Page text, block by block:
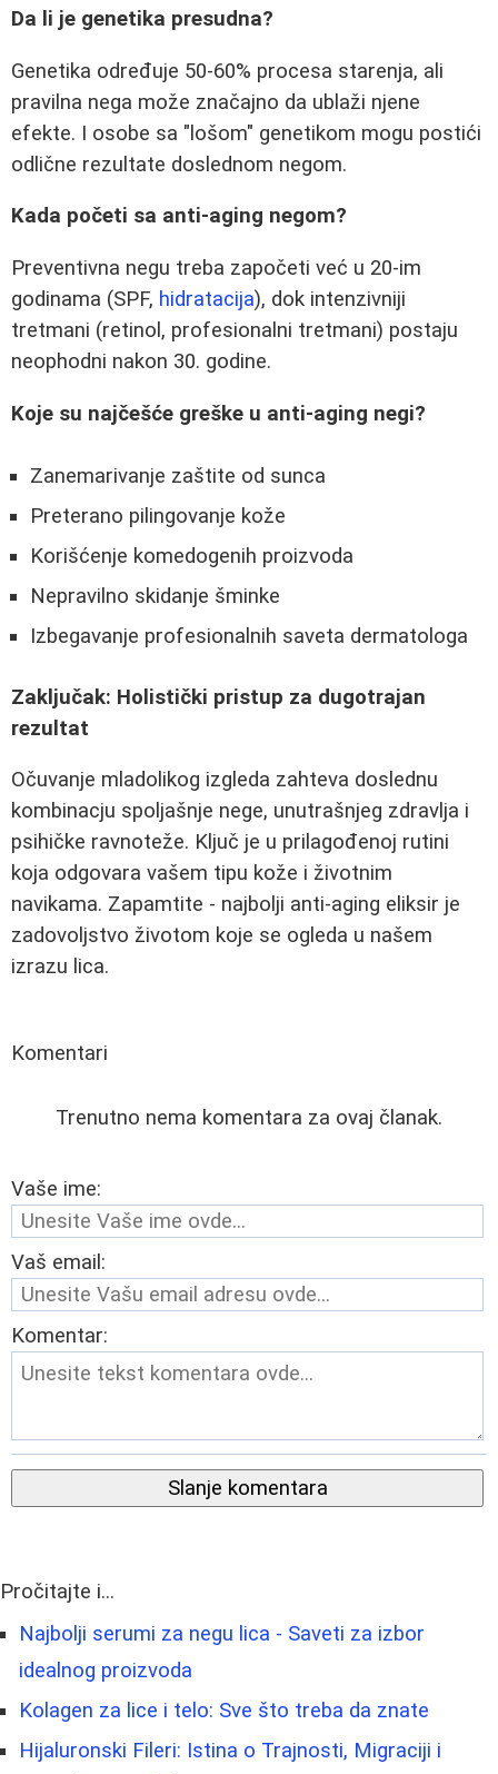
Da li je genetika presudna?
Genetika određuje 50-60% procesa starenja, ali
pravilna nega može značajno da ublaži njene
efekte. I osobe sa "lošom" genetikom mogu postići
odlične rezultate doslednom negom.
Kada početi sa anti-aging negom?
Preventivna negu treba započeti već u 20-im
godinama (SPF, hidratacija), dok intenzivniji
tretmani (retinol, profesionalni tretmani) postaju
neophodni nakon 30. godine.
Koje su najčešće greške u anti-aging negi?
Zanemarivanje zaštite od sunca
Preterano pilingovanje kože
Korišćenje komedogenih proizvoda
Nepravilno skidanje šminke
Izbegavanje profesionalnih saveta dermatologa
Zaključak: Holistički pristup za dugotrajan
rezultat
Očuvanje mladolikog izgleda zahteva doslednu
kombinacju spoljašnje nege, unutrašnjeg zdravlja i
psihičke ravnoteže. Ključ je u prilagođenoj rutini
koja odgovara vašem tipu kože i životnim
navikama. Zapamtite - najbolji anti-aging eliksir je
zadovoljstvo životom koje se ogleda u našem
izrazu lica.
Komentari
Trenutno nema komentara za ovaj članak.
Vaše ime:
Vaš email:
Komentar:
Slanje komentara
Pročitajte i...
Najbolji serumi za negu lica - Saveti za izbor
idealnog proizvoda
Kolagen za lice i telo: Sve što treba da znate
Hijaluronski Fileri: Istina o Trajnosti, Migraciji i